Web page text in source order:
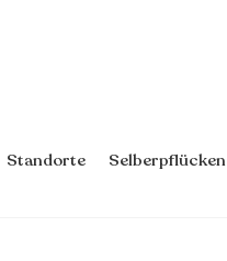
Standorte Selberpflücken